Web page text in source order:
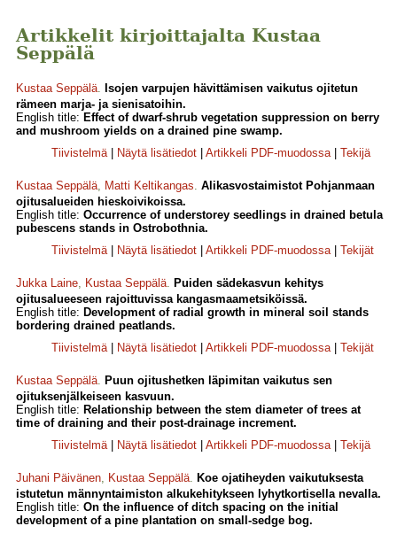
Artikkelit kirjoittajalta Kustaa
Seppälä
Kustaa Seppälä. Isojen varpujen hävittämisen vaikutus ojitetun
rämeen marja- ja sienisatoihin.
English title: Effect of dwarf-shrub vegetation suppression on berry
and mushroom yields on a drained pine swamp.
Tiivistelmä| Näytä lisätiedot Artikkeli PDF-muodossa| Tekijä
Kustaa Seppälä, Matti Keltikangas. Alikasvostaimistot Pohjanmaan
ojitusalueiden hieskoivikoissa.
English title: Occurrence of understorey seedlings in drained betula
pubescens stands in Ostrobothnia.
Tiivistelmä| Näytä lisätiedot Artikkeli PDF-muodossa| Tekijät
Jukka Laine, Kustaa Seppälä. Puiden sädekasvun kehitys
ojitusalueeseen rajoittuvissa kangasmaametsiköissä.
English title: Development of radial growth in mineral soil stands
bordering drained peatlands.
Tiivistelmä| Näytä lisätiedot Artikkeli PDF-muodossa| Tekijät
Kustaa Seppälä. Puun ojitushetken läpimitan vaikutus sen
ojituksenjälkeiseen kasvuun.
English title: Relationship between the stem diameter of trees at
time of draining and their post-drainage increment.
Tiivistelmä| Näytä lisätiedot Artikkeli PDF-muodossa| Tekijä
Juhani Päivänen, Kustaa Seppälä. Koe ojatiheyden vaikutuksesta
istutetun männyntaimiston alkukehitykseen lyhytkortisella nevalla.
English title: On the influence of ditch spacing on the initial
development of a pine plantation on small-sedge bog.